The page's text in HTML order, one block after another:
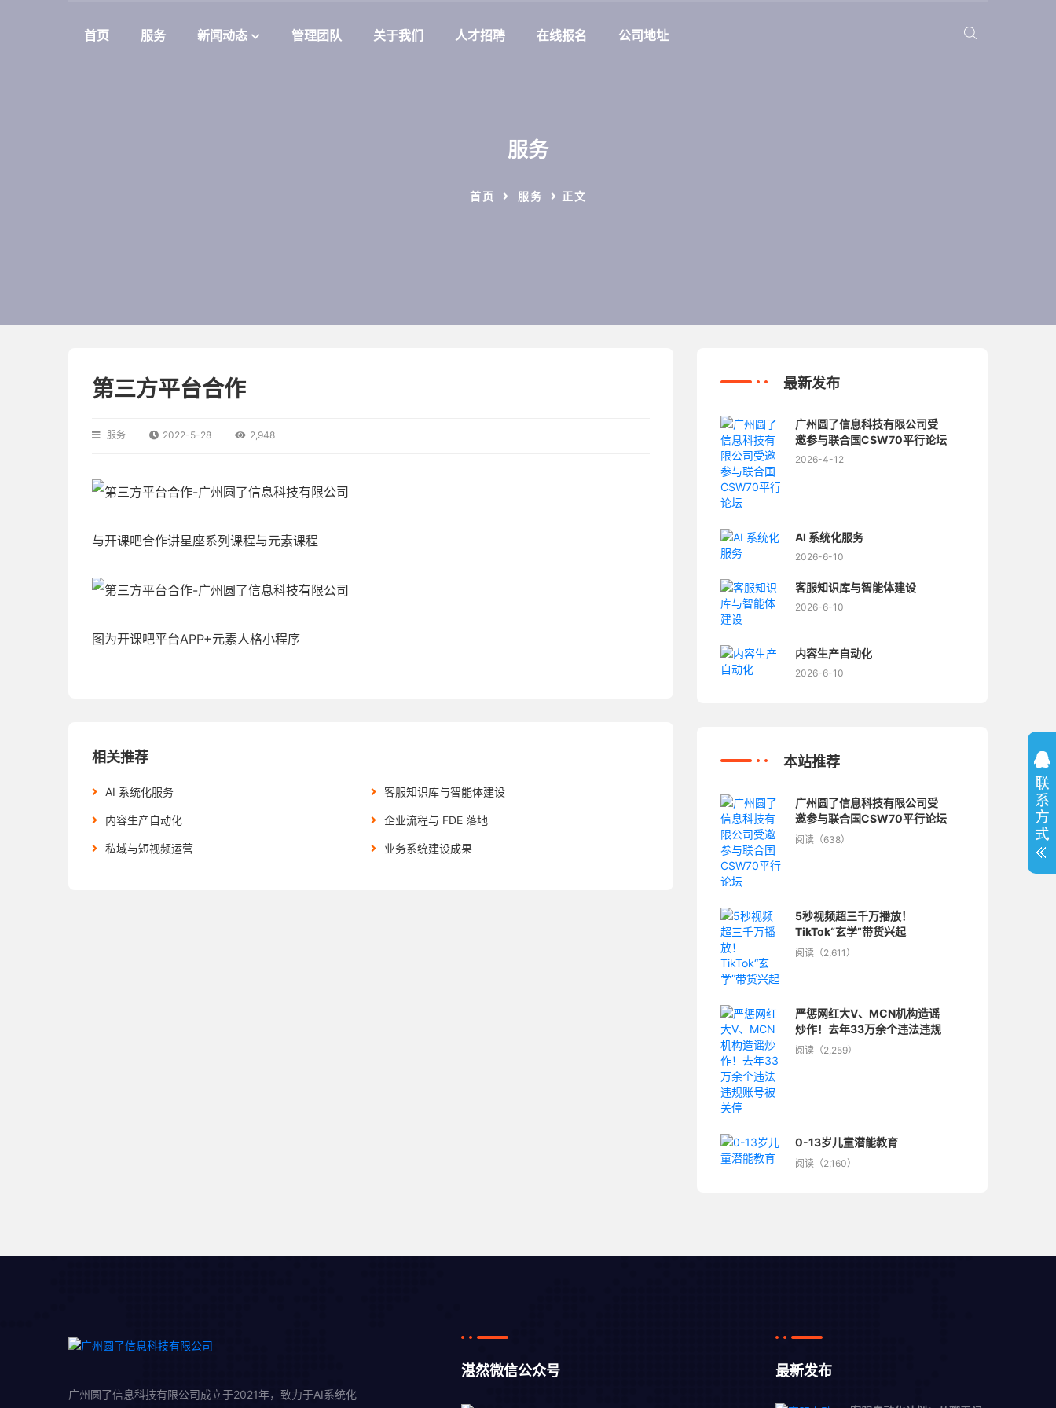
首页 服务 新闻动态 管理团队 关于我们 人才招聘 在线报名 公司地址
服务
首页 服务 正文
第三方平台合作
服务 2022-5-28 2,948
与开课吧合作讲星座系列课程与元素课程
图为开课吧平台APP+元素人格小程序
相关推荐
AI 系统化服务 客服知识库与智能体建设
内容生产自动化 企业流程与 FDE 落地
私域与短视频运营 业务系统建设成果
最新发布
广州圆了信息科技有限公司受
邀参与联合国CSW70平行论坛
2026-4-12
AI 系统化服务
2026-6-10
客服知识库与智能体建设
2026-6-10
内容生产自动化
2026-6-10
本站推荐
广州圆了信息科技有限公司受
邀参与联合国CSW70平行论坛
阅读（638）
5秒视频超三千万播放！
TikTok“玄学”带货兴起
阅读（2,611）
严惩网红大V、MCN机构造谣
炒作！去年33万余个违法违规
账号被关停
阅读（2,259）
0-13岁儿童潜能教育
阅读（2,160）
广州圆了信息科技有限公司成立于2021年，致力于AI系统化
湛然微信公众号 最新发布